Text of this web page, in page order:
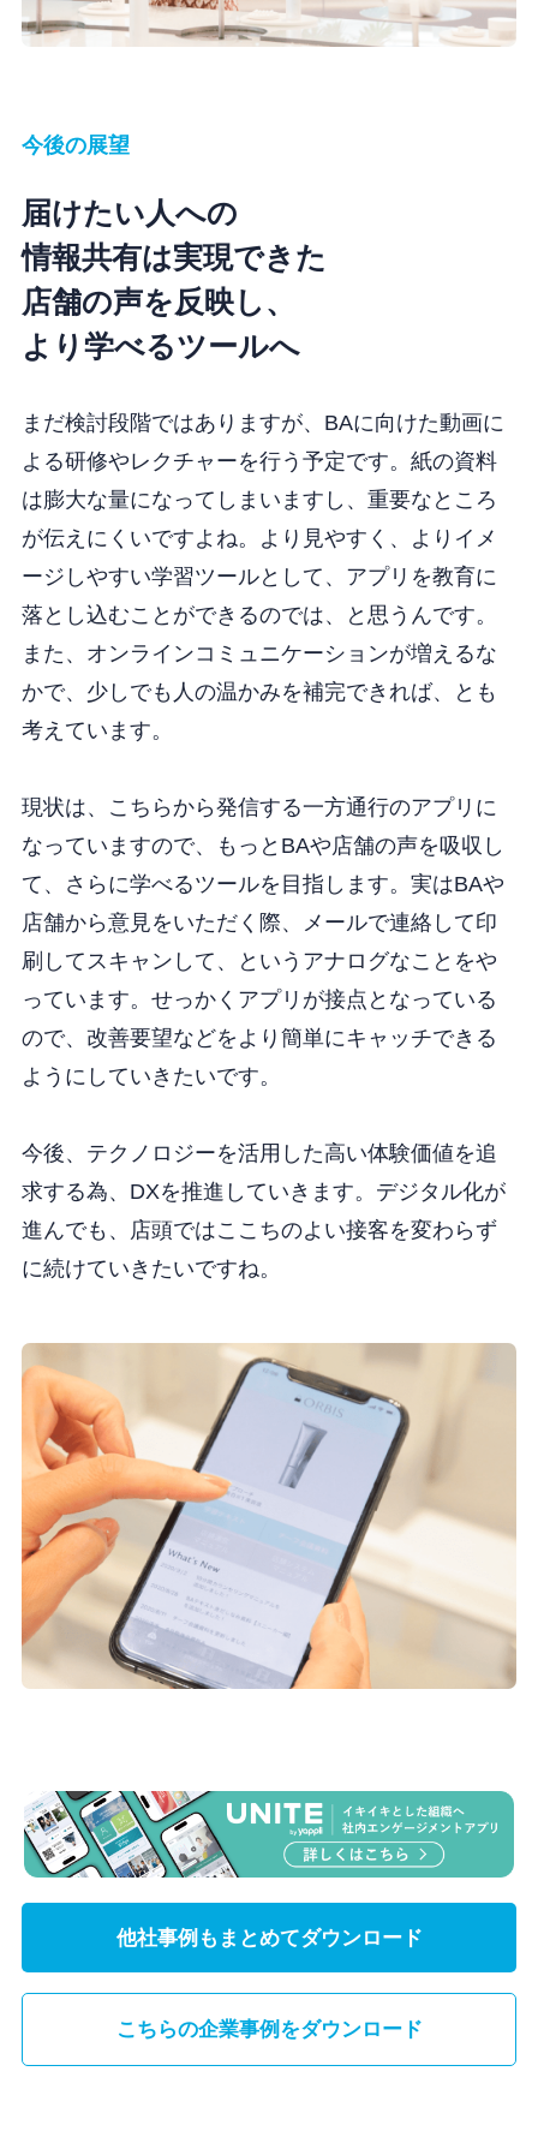
今後の展望
届けたい人への
情報共有は実現できた
店舗の声を反映し、
より学べるツールへ
まだ検討段階ではありますが、BAに向けた動画に
よる研修やレクチャーを行う予定です。紙の資料
は膨大な量になってしまいますし、重要なところ
が伝えにくいですよね。より見やすく、よりイメ
ージしやすい学習ツールとして、アプリを教育に
落とし込むことができるのでは、と思うんです。
また、オンラインコミュニケーションが増えるな
かで、少しでも人の温かみを補完できれば、とも
考えています。
現状は、こちらから発信する一方通行のアプリに
なっていますので、もっとBAや店舗の声を吸収し
て、さらに学べるツールを目指します。実はBAや
店舗から意見をいただく際、メールで連絡して印
刷してスキャンして、というアナログなことをや
っています。せっかくアプリが接点となっている
ので、改善要望などをより簡単にキャッチできる
ようにしていきたいです。
今後、テクノロジーを活用した高い体験価値を追
求する為、DXを推進していきます。デジタル化が
進んでも、店頭ではここちのよい接客を変わらず
に続けていきたいですね。
他社事例もまとめてダウンロード
こちらの企業事例をダウンロード